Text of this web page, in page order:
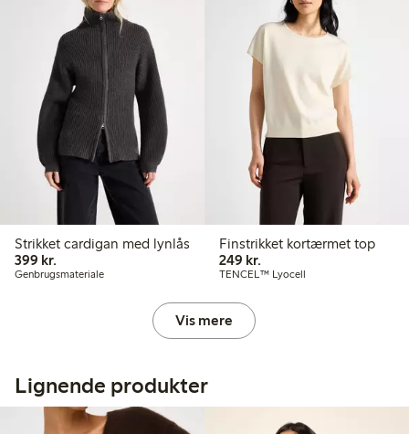
Strikket cardigan med lynlås
399 kr.
Genbrugsmateriale
Finstrikket kortærmet top
249 kr.
TENCEL™ Lyocell
Vis mere
Lignende produkter